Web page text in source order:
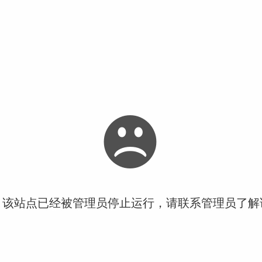
站点已经被管理员停止运行，请联系管理员了